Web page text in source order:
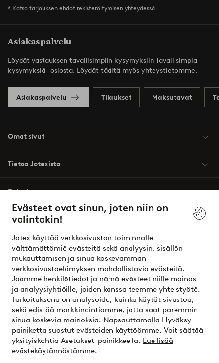
Evästeet ovat sinun, joten niin on
valintakin!
Jotex käyttää verkkosivuston toiminnalle
välttämättömiä evästeitä sekä analyysin, sisällön
mukauttamisen ja sinua koskevamman
verkkosivustoelämyksen mahdollistavia evästeitä.
Jaamme henkilötiedot ja nämä evästeet niille mainos-
ja analyysiyhtiöille, joiden kanssa teemme yhteistyötä.
Tarkoituksena on analysoida, kuinka käytät sivustoa,
sekä edistää markkinointiamme, jotta saat paremmin
sinua koskevia mainoksia. Napsauttamalla Hyväksy-
painiketta suostut evästeiden käyttöömme. Voit säätää
yksityiskohtia Asetukset-painikkeella. Lue lisää
evästekäytännöstämme.
* Katso tarjouksen ehdot rekisteröitymisen yhteydessä
Asiakaspalvelu
Löydät vastauksen tavallisimpiin kysymyksiin Tavallisimpia
kysymyksiä -osiosta. Löydät täältä myös yhteystietomme.
Asiakaspalvelu Tilaukset Maksutavat
Omat sivut
Tietoa Jotexista
Palvelumme
Ehdot
Ystävät
Turvalliset maksut – maksa nyt tai erissä
Haluatko tietää lisää maksuvaihtoehdoistamme?
elpy